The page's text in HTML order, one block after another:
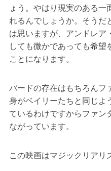
ょう。やはり現実のある一
れるんでしょうか。そうだ
は思いますが、アンドレア
しても微かであっても希望
ことになります。
バードの存在はもちろんフ
身がベイリーたちと同じよ
ているわけですからファン
ながっています。
この映画はマジックリアリ